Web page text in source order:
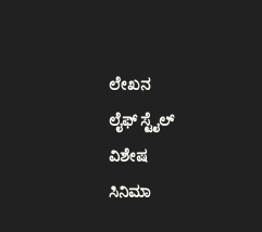
ಲೇಖನ
ಲೈಫ್ ಸ್ಟೈಲ್
ವಿಶೇಷ
ಸಿನಿಮಾ